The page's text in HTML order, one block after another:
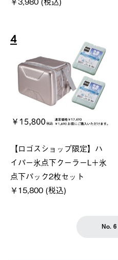
4
【ロゴスショップ限定】ハ
イパー氷点下クーラーL＋氷
点下パック2枚セット
￥15,800 (税込)
No. 6